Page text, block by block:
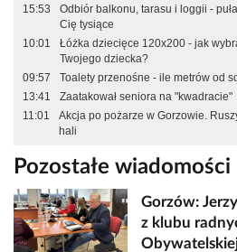
15:53
Odbiór balkonu, tarasu i loggii -
Cię tysiące
10:01
Łóżka dziecięce 120x200 - jak
Twojego dziecka?
09:57
Toalety przenośne - ile metrów od
13:41
Zaatakował seniora na "kwadracie"
11:01
Akcja po pożarze w Gorzowie.
hali
Pozostałe wiadomości
Gorzów:
z klubu